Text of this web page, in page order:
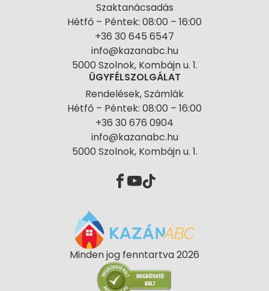
Szaktanácsadás
Hétfő – Péntek: 08:00 – 16:00
+36 30 645 6547
info@kazanabc.hu
5000 Szolnok, Kombájn u. 1.
ÜGYFÉLSZOLGÁLAT
Rendelések, Számlák
Hétfő – Péntek: 08:00 – 16:00
+36 30 676 0904
info@kazanabc.hu
5000 Szolnok, Kombájn u. 1.
Minden jog fenntartva 2026